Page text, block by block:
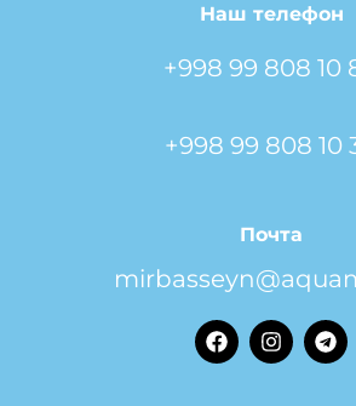
Наш телефон
+998 99 808 10
+998 99 808 10
Почта